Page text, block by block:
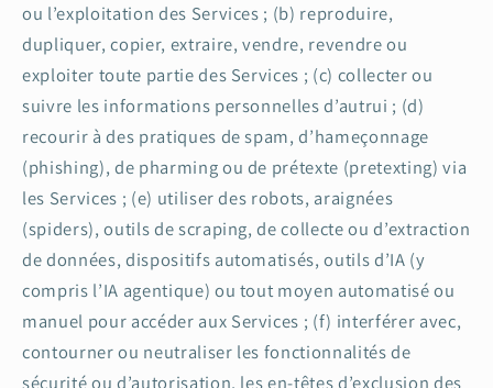
ou l’exploitation des Services ; (b) reproduire,
dupliquer, copier, extraire, vendre, revendre ou
exploiter toute partie des Services ; (c) collecter ou
suivre les informations personnelles d’autrui ; (d)
recourir à des pratiques de spam, d’hameçonnage
(phishing), de pharming ou de prétexte (pretexting) via
les Services ; (e) utiliser des robots, araignées
(spiders), outils de scraping, de collecte ou d’extraction
de données, dispositifs automatisés, outils d’IA (y
compris l’IA agentique) ou tout moyen automatisé ou
manuel pour accéder aux Services ; (f) interférer avec,
contourner ou neutraliser les fonctionnalités de
sécurité ou d’autorisation, les en-têtes d’exclusion des